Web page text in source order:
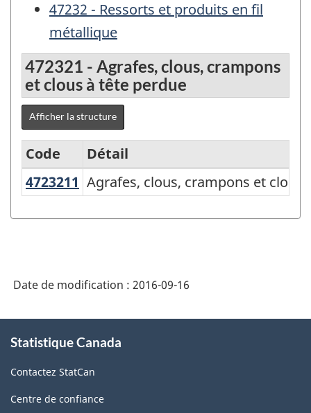
47232 - Ressorts et produits en fil
métallique
472321 - Agrafes, clous, crampons
et clous à tête perdue
Afficher la structure
Variante
2012
1.1
-
Fabrication
et
Code
Détail
4723211 Agrafes, clous, crampons et
Agrafes, clous, crampons et clous
Date de modification : 2016-09-16
propos
ce
site
Statistique Canada
Contactez StatCan
Centre de confiance